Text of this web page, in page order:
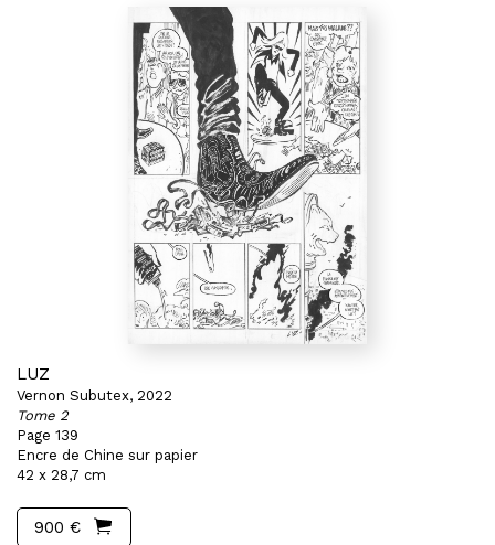
LUZ
Vernon Subutex, 2022
Tome 2
Page 139
Encre de Chine sur papier
42 x 28,7 cm
900 €